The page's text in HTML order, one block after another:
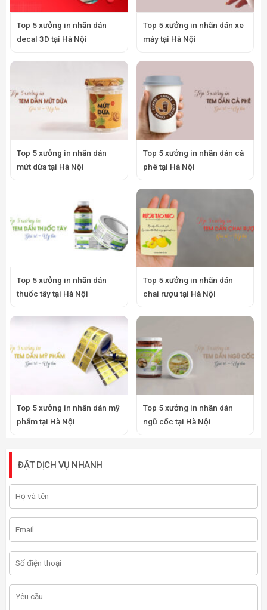
Top 5 xưởng in nhãn dán
decal 3D tại Hà Nội
Top 5 xưởng in nhãn dán xe
máy tại Hà Nội
Top 5 xưởng in nhãn dán
mứt dừa tại Hà Nội
Top 5 xưởng in nhãn dán cà
phê tại Hà Nội
Top 5 xưởng in nhãn dán
thuốc tây tại Hà Nội
Top 5 xưởng in nhãn dán
chai rượu tại Hà Nội
Top 5 xưởng in nhãn dán mỹ
phẩm tại Hà Nội
Top 5 xưởng in nhãn dán
ngũ cốc tại Hà Nội
ĐẶT DỊCH VỤ NHANH